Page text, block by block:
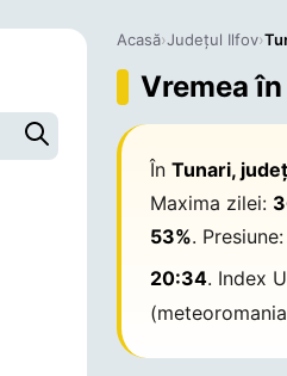
Caută o localitate
Acasă›Județul Ilfov›
Vremea
ÎnTunari,
Maxima zilei:
53%.
20:34. Index